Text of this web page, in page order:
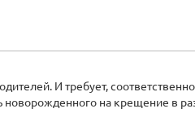
И требует,
новорожденного на крещение в